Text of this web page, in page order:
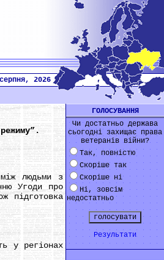
2026
людьми з
Угоди про
підготовка
у регіонах
ГОЛОСУВАННЯ
Чи достатньо держава
сьогодні захищає права
ветеранів війни?
Так, повністю
Скоріше так
Скоріше ні
Ні, зовсім
недостатньо
Результати